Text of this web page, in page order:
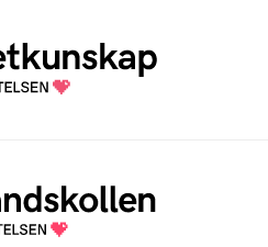
hjälper dig att bli en
internetanvändare
är ett oberoende
som drivs av